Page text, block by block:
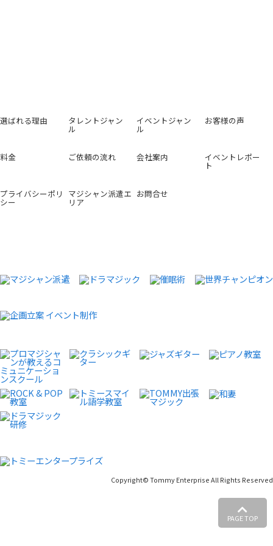
選ばれる理由 タレントジャン
ル
イベントジャン
ル
お客様の声
料金 ご依頼の流れ 会社案内 イベントレポー
ト
プライバシーポリ
シー
マジシャン派遣エ
リア
お問合せ
Copyright© Tommy Enterprise All Rights Reserved
PAGE TOP